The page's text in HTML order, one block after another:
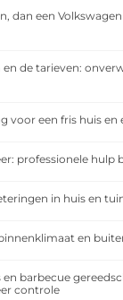
dan een
de tarieven:
voor een fris huis en
professionele hulp
in huis en
en
en barbecue
controle